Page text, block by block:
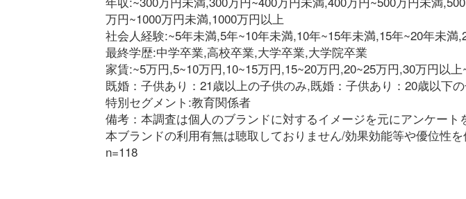
万円~1000万円未満,1000万円以上
社会人経験:~5年未満,5年~10年未満,10年~15年未満,15年~20年未満
最終学歴:中学卒業,高校卒業,大学卒業,大学院卒業
家賃:~5万円,5~10万円,10~15万円,15~20万円,20~25万円,30万円以上
既婚：子供あり：21歳以上の子供のみ,既婚：子供あり：20歳以下
特別セグメント:教育関係者
備考：本調査は個人のブランドに対するイメージを元にアンケート
本ブランドの利用有無は聴取しておりません/効果効能等や優位性
n=118